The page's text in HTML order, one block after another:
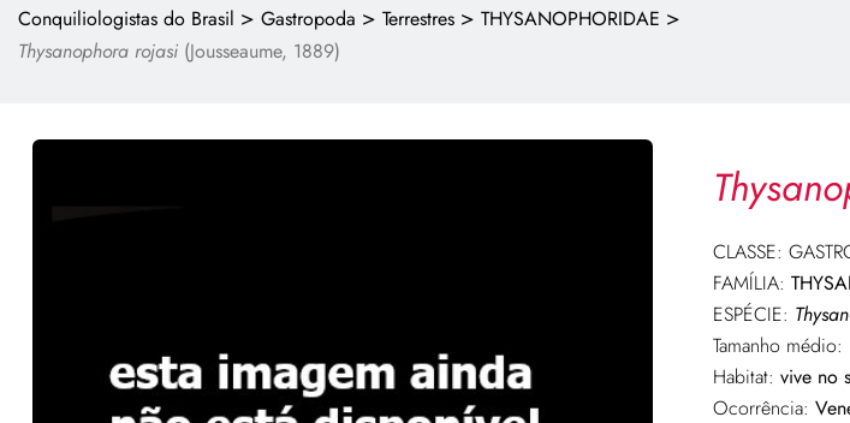
Conquiliologistas do Brasil > Gastropoda > Terrestres > THYSANOPHORIDAE >
Thysanophora rojasi (Jousseaume, 1889)
CLASSE:
FAMÍLIA:
ESPÉCIE:
Tamanho médio:
Habitat: vive no
Ocorrência: